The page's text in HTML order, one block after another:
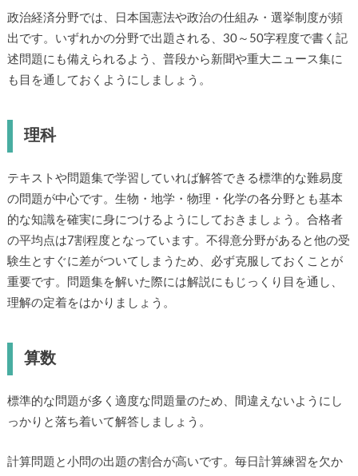
政治経済分野では、日本国憲法や政治の仕組み・選挙制度が頻
出です。いずれかの分野で出題される、30～50字程度で書く記
述問題にも備えられるよう、普段から新聞や重大ニュース集に
も目を通しておくようにしましょう。
理科
テキストや問題集で学習していれば解答できる標準的な難易度
の問題が中心です。生物・地学・物理・化学の各分野とも基本
的な知識を確実に身につけるようにしておきましょう。合格者
の平均点は7割程度となっています。不得意分野があると他の受
験生とすぐに差がついてしまうため、必ず克服しておくことが
重要です。問題集を解いた際には解説にもじっくり目を通し、
理解の定着をはかりましょう。
算数
標準的な問題が多く適度な問題量のため、間違えないようにし
っかりと落ち着いて解答しましょう。
計算問題と小問の出題の割合が高いです。毎日計算練習を欠か